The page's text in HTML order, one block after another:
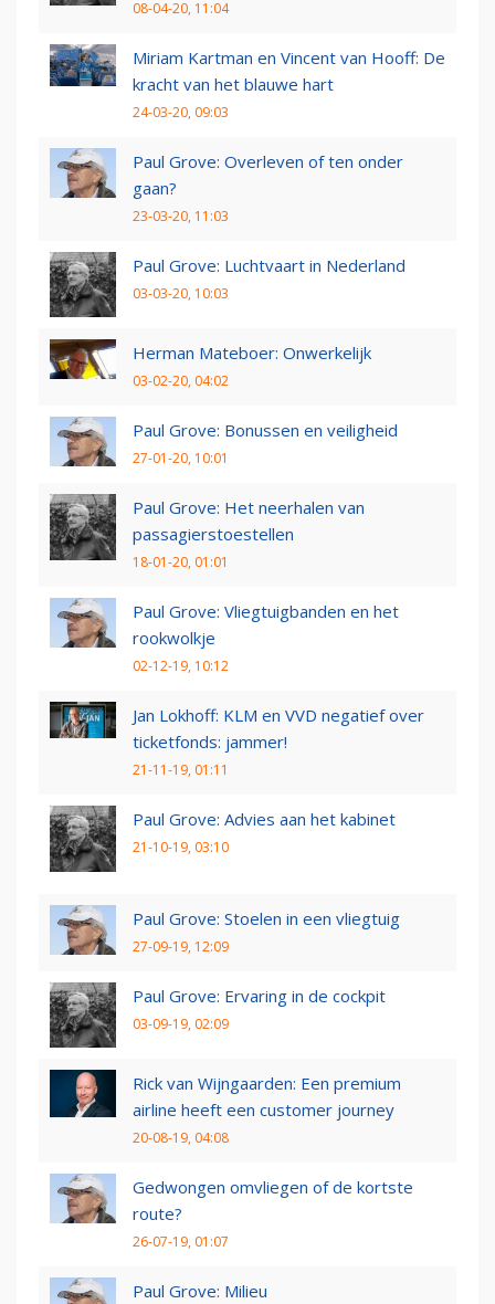
08-04-20, 11:04
Miriam Kartman en Vincent van Hooff: De
kracht van het blauwe hart
24-03-20, 09:03
Paul Grove: Overleven of ten onder
gaan?
23-03-20, 11:03
Paul Grove: Luchtvaart in Nederland
03-03-20, 10:03
Herman Mateboer: Onwerkelijk
03-02-20, 04:02
Paul Grove: Bonussen en veiligheid
27-01-20, 10:01
Paul Grove: Het neerhalen van
passagierstoestellen
18-01-20, 01:01
Paul Grove: Vliegtuigbanden en het
rookwolkje
02-12-19, 10:12
Jan Lokhoff: KLM en VVD negatief over
ticketfonds: jammer!
21-11-19, 01:11
Paul Grove: Advies aan het kabinet
21-10-19, 03:10
Paul Grove: Stoelen in een vliegtuig
27-09-19, 12:09
Paul Grove: Ervaring in de cockpit
03-09-19, 02:09
Rick van Wijngaarden: Een premium
airline heeft een customer journey
20-08-19, 04:08
Gedwongen omvliegen of de kortste
route?
26-07-19, 01:07
Paul Grove: Milieu